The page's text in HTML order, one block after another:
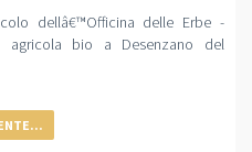
dellâ€™Officina delle Erbe -
agricola bio a Desenzano del